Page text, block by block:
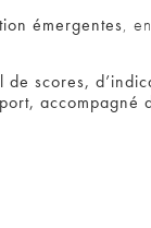
émergentes,
scores,
accompagné